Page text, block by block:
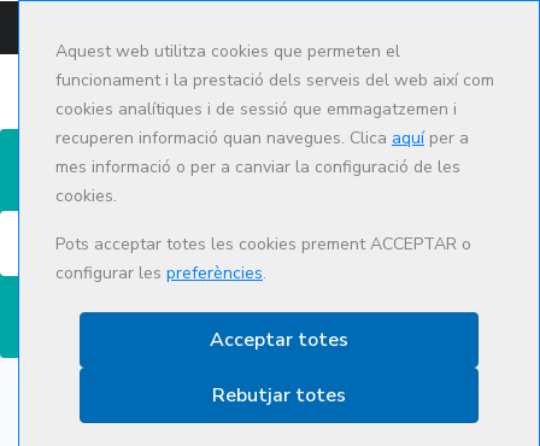
Aquest web utilitza cookies que permeten el
funcionament i la prestació dels serveis del web així com
cookies analítiques i de sessió que emmagatzemen i
recuperen informació quan navegues. Clica aquíper a
mes informació o per a canviar la configuració de les
cookies.
Pots acceptar totes les cookies prement ACCEPTAR o
configurar les preferències.
Acceptar totes
Rebutjar totes
Cerca
Ecografia abdominal